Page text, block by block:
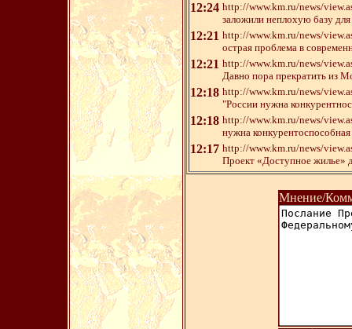
12:24 http://www.km.ru/news/
заложили неплохую базу
12:21 http://www.km.ru/news/
острая проблема в
12:21 http://www.km.ru/news/
Давно пора прекратить из
12:18 http://www.km.ru/news/
"России нужна
12:18 http://www.km.ru/news/
нужна конкурентоспособная
12:17 http://www.km.ru/news/
Проект «Доступное жилье»
Мнение/